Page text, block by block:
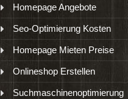
Homepage Angebote
Seo-Optimierung Kosten
Homepage Mieten Preise
Onlineshop Erstellen
Suchmaschinenoptimierung